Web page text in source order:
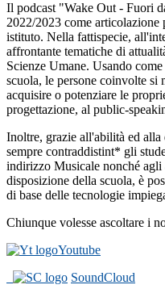
Il podcast "Wake Out - Fuori
2022/2023 come
istituto. Nella fattispecie,
affrontante tematiche di
Scienze Umane. Usando
scuola, le persone coinvolte
acquisire o potenziare le
progettazione, al public-
Inoltre, grazie all'abilità ed
sempre contraddistint* gli
indirizzo Musicale nonché agli
disposizione della scuola, è
di base delle tecnologie
Chiunque volesse ascoltare i
Youtube
SoundCloud